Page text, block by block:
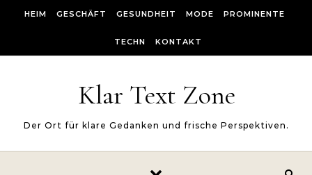
HEIM GESCHÄFT GESUNDHEIT MODE PROMINENTE
TECHN KONTAKT
Klar Text Zone
Der Ort für klare Gedanken und frische Perspektiven.